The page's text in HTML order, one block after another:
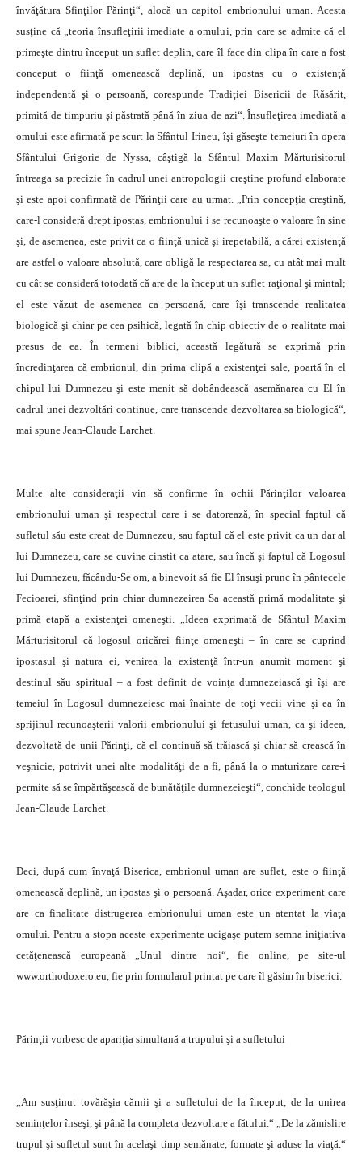
învăţătura Sfinţilor Părinţi“, alocă un capitol embrionului uman. Acesta
susţine că „teoria însufleţirii imediate a omului, prin care se admite că el
primeşte dintru început un suflet deplin, care îl face din clipa în care a fost
conceput o fiinţă omenească deplină, un ipostas cu o existenţă
independentă şi o persoană, corespunde Tradiţiei Bisericii de Răsărit,
primită de timpuriu şi păstrată până în ziua de azi“. Însufleţirea imediată a
omului este afirmată pe scurt la Sfântul Irineu, îşi găseşte temeiuri în opera
Sfântului Grigorie de Nyssa, câştigă la Sfântul Maxim Mărturisitorul
întreaga sa precizie în cadrul unei antropologii creştine profund elaborate
şi este apoi confirmată de Părinţii care au urmat. „Prin concepţia creştină,
care-l consideră drept ipostas, embrionului i se recunoaşte o valoare în sine
şi, de asemenea, este privit ca o fiinţă unică şi irepetabilă, a cărei existenţă
are astfel o valoare absolută, care obligă la respectarea sa, cu atât mai mult
cu cât se consideră totodată că are de la început un suflet raţional şi mintal;
el este văzut de asemenea ca persoană, care îşi transcende realitatea
biologică şi chiar pe cea psihică, legată în chip obiectiv de o realitate mai
presus de ea. În termeni biblici, această legătură se exprimă prin
încredinţarea că embrionul, din prima clipă a existenţei sale, poartă în el
chipul lui Dumnezeu şi este menit să dobândească asemănarea cu El în
cadrul unei dezvoltări continue, care transcende dezvoltarea sa biologică“,
mai spune Jean-Claude Larchet.
Multe alte consideraţii vin să confirme în ochii Părinţilor valoarea
embrionului uman şi respectul care i se datorează, în special faptul că
sufletul său este creat de Dumnezeu, sau faptul că el este privit ca un dar al
lui Dumnezeu, care se cuvine cinstit ca atare, sau încă şi faptul că Logosul
lui Dumnezeu, făcându-Se om, a binevoit să fie El însuşi prunc în pântecele
Fecioarei, sfinţind prin chiar dumnezeirea Sa această primă modalitate şi
primă etapă a existenţei omeneşti. „Ideea exprimată de Sfântul Maxim
Mărturisitorul că logosul oricărei fiinţe omeneşti – în care se cuprind
ipostasul şi natura ei, venirea la existenţă într-un anumit moment şi
destinul său spiritual – a fost definit de voinţa dumnezeiască şi îşi are
temeiul în Logosul dumnezeiesc mai înainte de toţi vecii vine şi ea în
sprijinul recunoaşterii valorii embrionului şi fetusului uman, ca şi ideea,
dezvoltată de unii Părinţi, că el continuă să trăiască şi chiar să crească în
veşnicie, potrivit unei alte modalităţi de a fi, până la o maturizare care-i
permite să se împărtăşească de bunătăţile dumnezeieşti“, conchide teologul
Jean-Claude Larchet.
Deci, după cum învaţă Biserica, embrionul uman are suflet, este o fiinţă
omenească deplină, un ipostas şi o persoană. Aşadar, orice experiment care
are ca finalitate distrugerea embrionului uman este un atentat la viaţa
omului. Pentru a stopa aceste experimente ucigaşe putem semna iniţiativa
cetăţenească europeană „Unul dintre noi“, fie online, pe site-ul
www.orthodoxero.eu, fie prin formularul printat pe care îl găsim în biserici.
Părinţii vorbesc de apariţia simultană a trupului şi a sufletului
„Am susţinut tovărăşia cărnii şi a sufletului de la început, de la unirea
seminţelor înseşi, şi până la completa dezvoltare a fătului.“ „De la zămislire
trupul şi sufletul sunt în acelaşi timp semănate, formate şi aduse la viaţă.“